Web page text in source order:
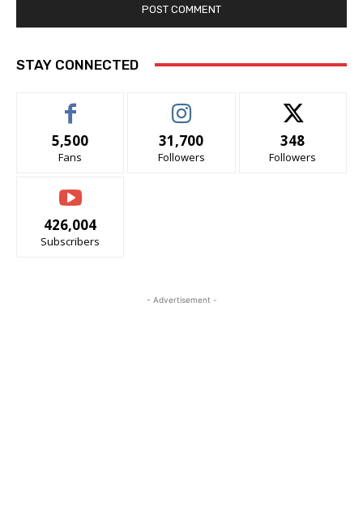
STAY CONNECTED
5,500
Fans
31,700
Followers
348
Followers
426,004
Subscribers
- Advertisement -